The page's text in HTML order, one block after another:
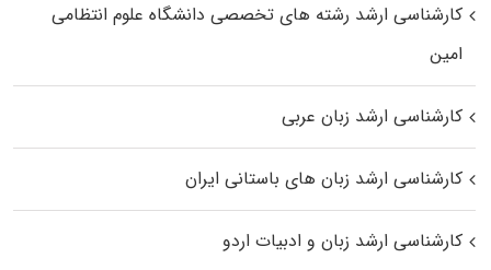
کارشناسی ارشد رﺷﺘﻪ ﻫﺎی تخصصی داﻧﺸﮕﺎه ﻋﻠﻮم انتظامی
اﻣﻴﻦ
کارشناسی ارشد زبان عربی
کارشناسی ارشد زبان‌ های باستانی ایران
کارشناسی ارشد زبان و ادبیات اردو